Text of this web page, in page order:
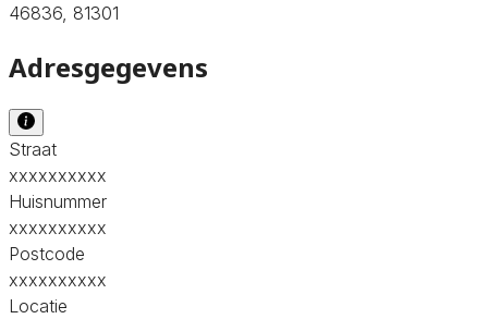
46836, 81301
Adresgegevens
Straat
xxxxxxxxxx
Huisnummer
xxxxxxxxxx
Postcode
xxxxxxxxxx
Locatie